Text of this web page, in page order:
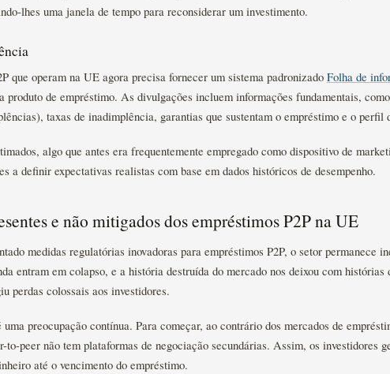
lhes uma janela de tempo para reconsiderar um investimento.
que operam na UE agora precisa fornecer um sistema padronizado Folha de
de empréstimo. As divulgações incluem informações fundamentais,
taxas de inadimplência, garantias que sustentam o empréstimo e o perfil
algo que antes era frequentemente empregado como dispositivo de
a definir expectativas realistas com base em dados históricos de desempenho.
e não mitigados dos empréstimos P2P na UE
medidas regulatórias inovadoras para empréstimos P2P, o setor permanece
entram em colapso, e a história destruída do mercado nos deixou com histórias
perdas colossais aos investidores.
preocupação contínua. Para começar, ao contrário dos mercados de
to-peer não tem plataformas de negociação secundárias. Assim, os investidores
até o vencimento do empréstimo.